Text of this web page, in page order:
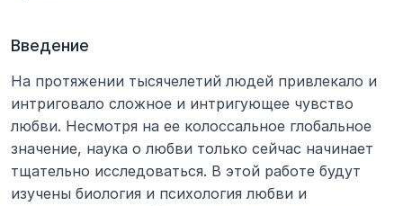
Введение
На протяжении тысячелетий людей привлекало и
интриговало сложное и интригующее чувство
любви. Несмотря на ее колоссальное глобальное
значение, наука о любви только сейчас начинает
тщательно исследоваться. В этой работе будут
изучены биология и психология любви и